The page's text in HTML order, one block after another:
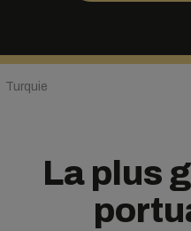
Turquie
La plus